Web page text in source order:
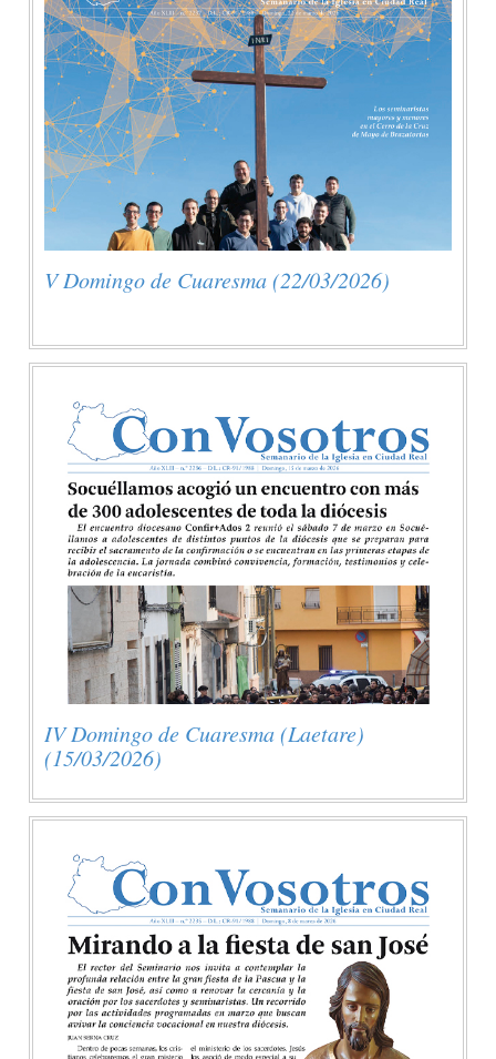
V Domingo de Cuaresma (22/03/2026)
IV Domingo de Cuaresma (Laetare)
(15/03/2026)